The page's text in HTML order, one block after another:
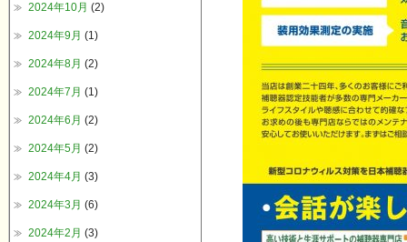
2024年10月 (2)
2024年9月 (1)
2024年8月 (2)
2024年7月 (1)
2024年6月 (2)
2024年5月 (2)
2024年4月 (3)
2024年3月 (6)
2024年2月 (3)